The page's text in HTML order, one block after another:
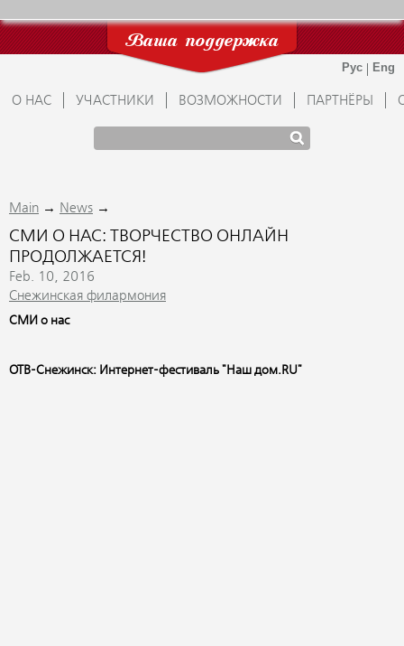
Ваша поддержка
О НАС УЧАСТНИКИ ВОЗМОЖНОСТИ ПАРТНЁРЫ
Main → News →
СМИ О НАС: ТВОРЧЕСТВО ОНЛАЙН
ПРОДОЛЖАЕТСЯ!
Feb. 10, 2016
Снежинская филармония
СМИ о нас
ОТВ-Снежинск: Интернет-фестиваль "Наш дом.RU"